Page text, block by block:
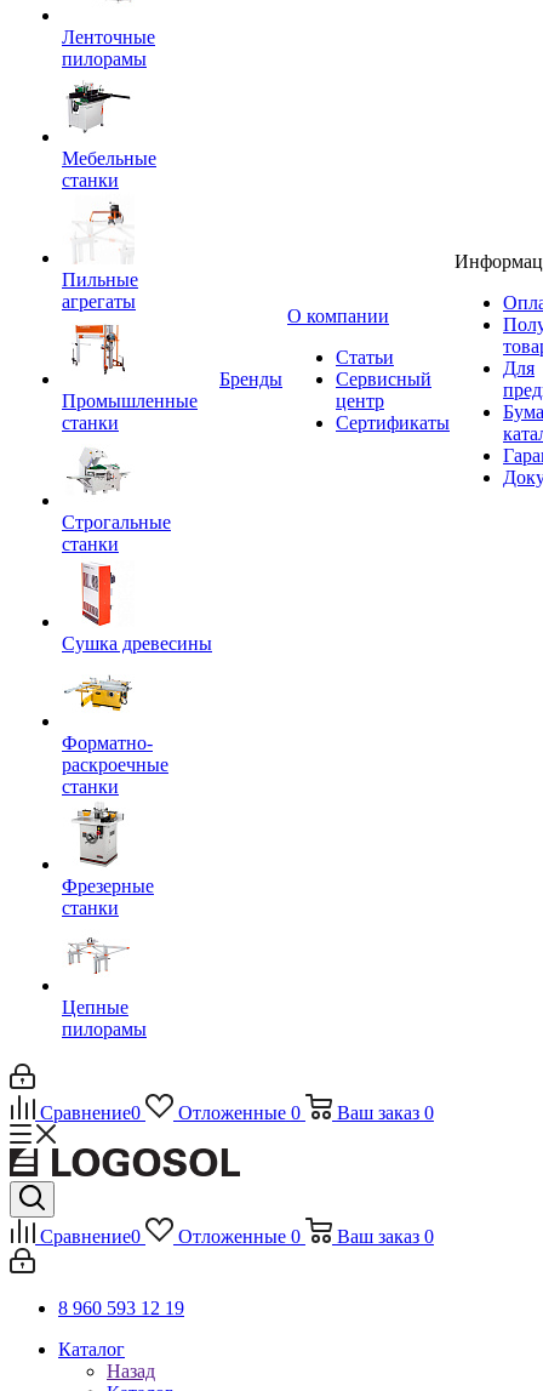
Ленточные
пилорамы
Мебельные
станки
Пильные
агрегаты
Промышленные
станки
Строгальные
станки
Сушка древесины
Форматно-
раскроечные
станки
Фрезерные
станки
Цепные
пилорамы
Бренды
O компании
Статьи
Сервисный
центр
Сертификаты
Для
Сравнение0 Отложенные 0 Ваш заказ 0
Сравнение0 Отложенные 0 Ваш заказ 0
8 960 593 12 19
Каталог
Назад